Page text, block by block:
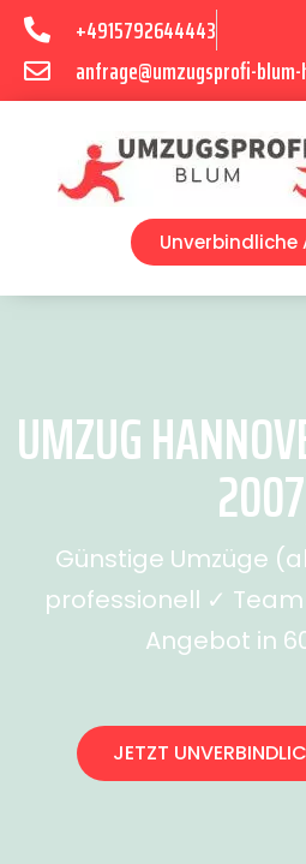
+4915792644443
anfrage@umzugsprofi-
Unverbindliche
UMZUG
Günstige Umzüge
professionell ✓
Angebot in
JETZT